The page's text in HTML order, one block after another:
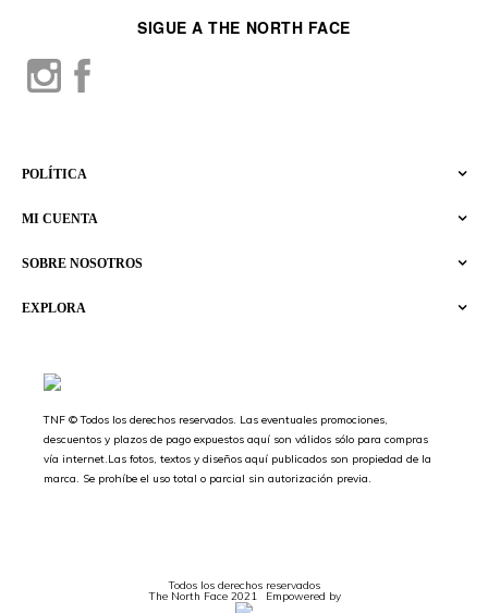
EXPLORA
SOBRE NOSOTROS
MI CUENTA
POLÍTICA
SIGUE A THE NORTH FACE
TNF © Todos los derechos reservados. Las eventuales promociones,
descuentos y plazos de pago expuestos aquí son válidos sólo para compras
vía internet.Las fotos, textos y diseños aquí publicados son propiedad de la
marca. Se prohíbe el uso total o parcial sin autorización previa.
Todos los derechos reservados
The North Face 2021 Empowered by